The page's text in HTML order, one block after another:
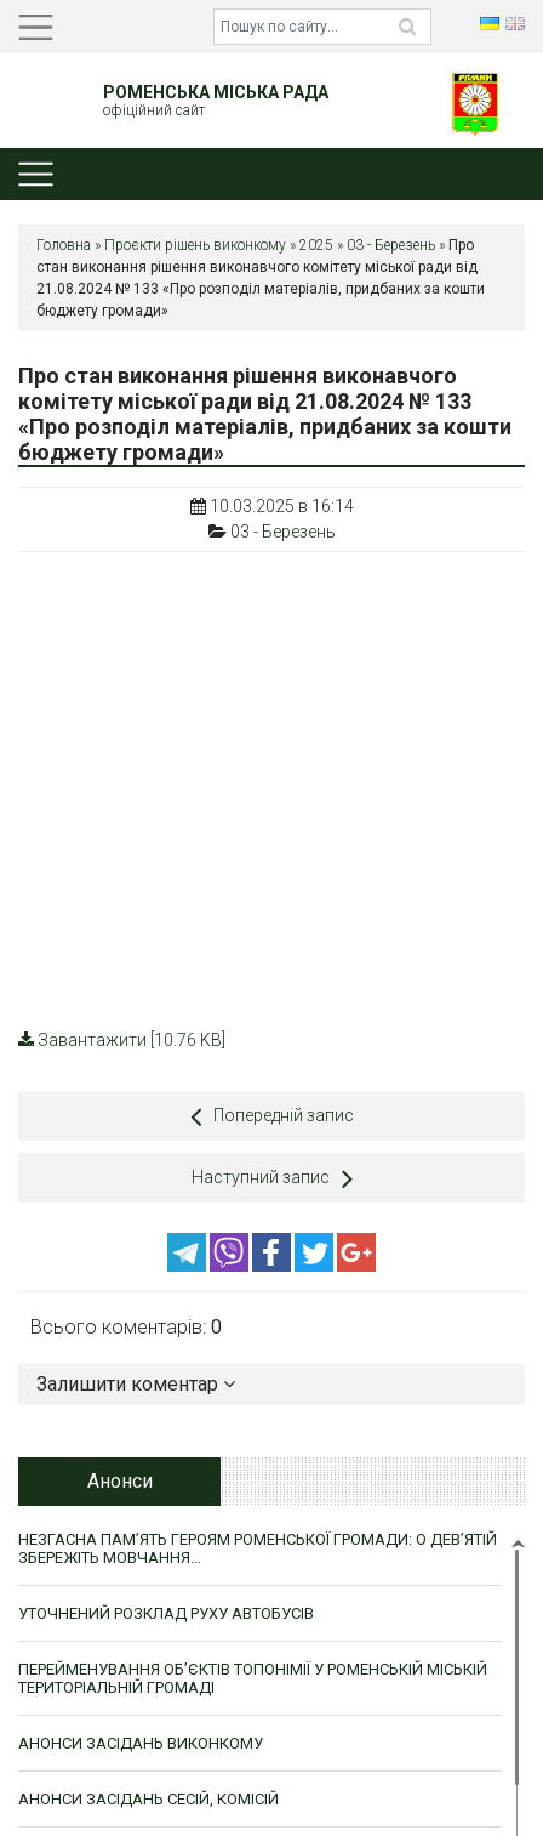
РОМЕНСЬКА МІСЬКА РАДА
офіційний сайт
Головна » Проєкти рішень виконкому » 2025 » 03 - Березень » Про
стан виконання рішення виконавчого комітету міської ради від
21.08.2024 № 133 «Про розподіл матеріалів, придбаних за кошти
бюджету громади»
Про стан виконання рішення виконавчого
комітету міської ради від 21.08.2024 № 133
«Про розподіл матеріалів, придбаних за кошти
бюджету громади»
10.03.2025 в 16:14
03 - Березень
Завантажити [10.76 KB]
Попередній запис
Наступний запис
Всього коментарів: 0
Залишити коментар
Анонси
НЕЗГАСНА ПАМ’ЯТЬ ГЕРОЯМ РОМЕНСЬКОЇ ГРОМАДИ: О ДЕВ’ЯТІЙ
ЗБЕРЕЖІТЬ МОВЧАННЯ…
УТОЧНЕНИЙ РОЗКЛАД РУХУ АВТОБУСІВ
ПЕРЕЙМЕНУВАННЯ ОБ’ЄКТІВ ТОПОНІМІЇ У РОМЕНСЬКІЙ МІСЬКІЙ
ТЕРИТОРІАЛЬНІЙ ГРОМАДІ
АНОНСИ ЗАСІДАНЬ ВИКОНКОМУ
АНОНСИ ЗАСІДАНЬ СЕСІЙ, КОМІСІЙ